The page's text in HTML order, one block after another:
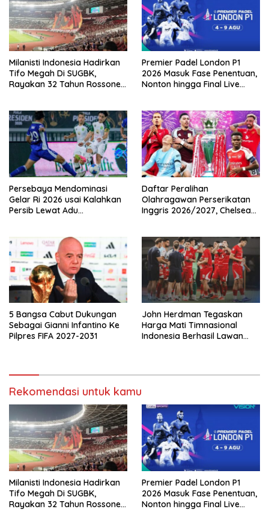
Milanisti Indonesia Hadirkan
Tifo Megah Di SUGBK,
Rayakan 32 Tahun Rossoneri
Premier Padel London P1
2026 Masuk Fase Penentuan,
Nonton hingga Final Live
Persebaya Mendominasi
Gelar Ri 2026 usai Kalahkan
Persib Lewat Adu
Daftar Peralihan
Olahragawan Perserikatan
Inggris 2026/2027, Chelsea
5 Bangsa Cabut Dukungan
Sebagai Gianni Infantino Ke
Pilpres FIFA 2027-2031
John Herdman Tegaskan
Harga Mati Timnasional
Indonesia Berhasil Lawan
Rekomendasi untuk kamu
Milanisti Indonesia Hadirkan
Tifo Megah Di SUGBK,
Rayakan 32 Tahun Rossoneri
Premier Padel London P1
2026 Masuk Fase Penentuan,
Nonton hingga Final Live